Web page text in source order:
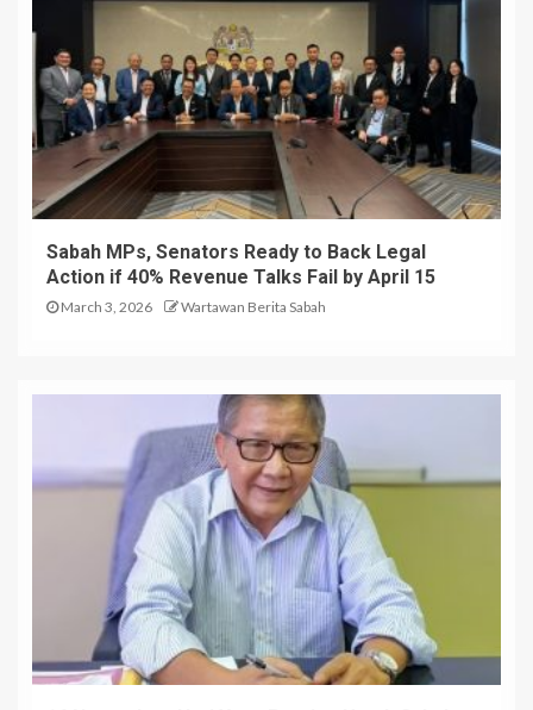
Sabah MPs, Senators Ready to Back Legal
Action if 40% Revenue Talks Fail by April 15
March 3, 2026 Wartawan Berita Sabah